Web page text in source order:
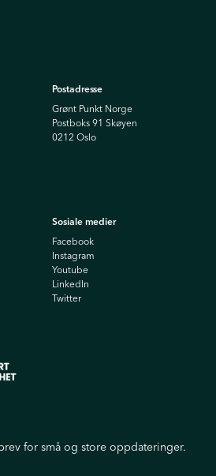
Postadresse
Grønt Punkt Norge
Postboks 91 Skøyen
0212 Oslo
Sosiale medier
Facebook
Instagram
Youtube
Linkedln
Twitter
for små og store oppdateringer.